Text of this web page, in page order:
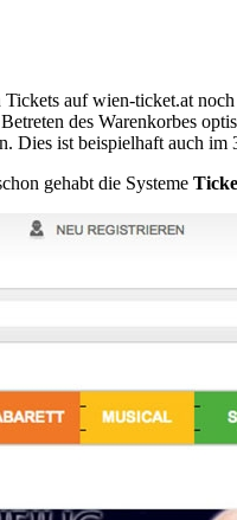
auf wien-ticket.at
des Warenkorbes
Dies ist beispielhaft auch im
gehabt die Systeme